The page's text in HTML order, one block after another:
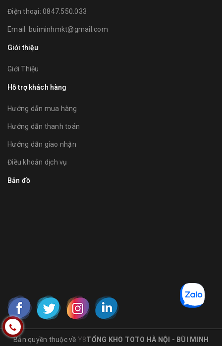
Điện thoại: 0847.550.033
Email: buiminhmkt@gmail.com
Giới thiệu
Giới Thiệu
Hỗ trợ khách hàng
Hướng dẫn mua hàng
Hướng dẫn thanh toán
Hướng dẫn giao nhận
Điều khoản dịch vụ
Bản đồ
Bản quyền thuộc về Y8TỔNG KHO TOTO HÀ NỘI - BÙI MINH